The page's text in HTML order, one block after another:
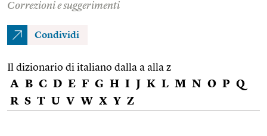
Correzioni e suggerimenti
Condividi
Il dizionario di italiano dalla a alla z
A B C D E F G H I J K L M N O P Q
R S T U V W X Y Z